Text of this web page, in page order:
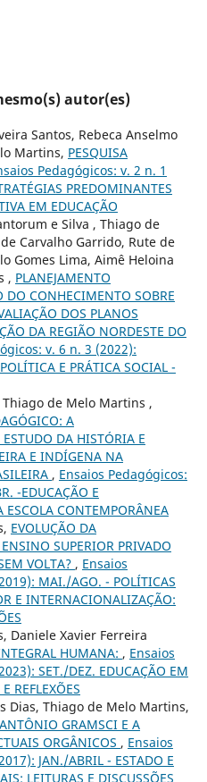
autor(es)
Santos, Rebeca Anselmo
Martins, PESQUISA
Pedagógicos: v. 2 n. 1
PREDOMINANTES
EM EDUCAÇÃO
e Silva , Thiago de
Carvalho Garrido, Rute de
Gomes Lima, Aimê Heloina
, PLANEJAMENTO
DO CONHECIMENTO SOBRE
DOS PLANOS
DA REGIÃO NORDESTE DO
v. 6 n. 3 (2022):
E PRÁTICA SOCIAL -
de Melo Martins ,
A
DA HISTÓRIA E
E INDÍGENA NA
, Ensaios Pedagógicos:
-EDUCAÇÃO E
ESCOLA CONTEMPORÂNEA
EVOLUÇÃO DA
SUPERIOR PRIVADO
VOLTA? , Ensaios
MAI./AGO. - POLÍTICAS
E INTERNACIONALIZAÇÃO:
Daniele Xavier Ferreira
HUMANA: , Ensaios
SET./DEZ. EDUCAÇÃO EM
REFLEXÕES
Dias, Thiago de Melo Martins,
GRAMSCI E A
ORGÂNICOS , Ensaios
JAN./ABRIL - ESTADO E
LEITURAS E DISCUSSÕES